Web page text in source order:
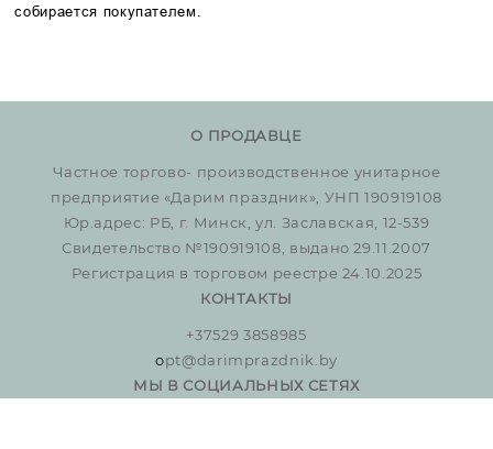
собирается покупателем.
О ПРОДАВЦЕ
Частное торгово- производственное унитарное
предприятие «Дарим праздник», УНП 190919108
Юр.адрес: РБ, г. Минск, ул. Заславская, 12-539
Свидетельство №190919108, выдано 29.11.2007
Регистрация в торговом реестре 24.10.2025
КОНТАКТЫ
+37529 3858985
opt@darimprazdnik.by
МЫ В СОЦИАЛЬНЫХ СЕТЯХ